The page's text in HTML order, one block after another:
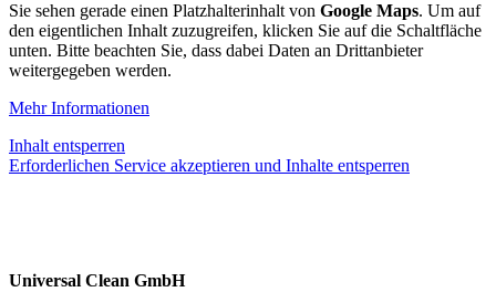
Sie sehen gerade einen Platzhalterinhalt von Google Maps. Um auf
den eigentlichen Inhalt zuzugreifen, klicken Sie auf die Schaltfläche
unten. Bitte beachten Sie, dass dabei Daten an Drittanbieter
weitergegeben werden.
Mehr Informationen
Inhalt entsperren
Erforderlichen Service akzeptieren und Inhalte entsperren
Universal Clean GmbH